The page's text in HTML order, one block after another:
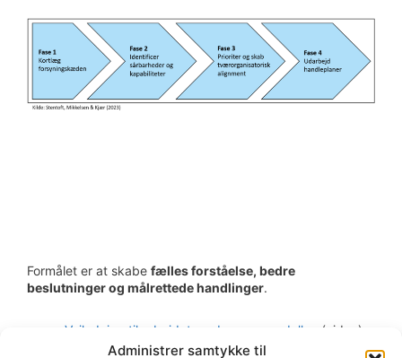
Administrer samtykke til
Formålet er at skabe fælles forståelse, bedre
beslutninger og målrettede handlinger.
Vejledning til arbejdet med procesmodellen (video)